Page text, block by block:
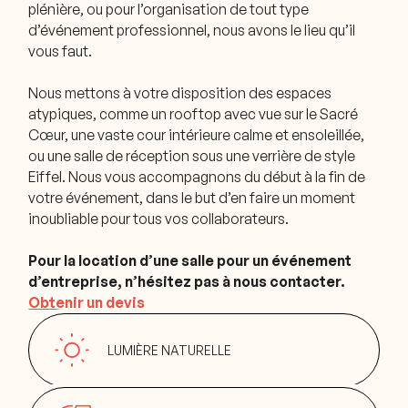
plénière, ou pour l’organisation de tout type
d’événement professionnel, nous avons le lieu qu’il
vous faut.
Nous mettons à votre disposition des espaces
atypiques, comme un rooftop avec vue sur le Sacré
Cœur, une vaste cour intérieure calme et ensoleillée,
ou une salle de réception sous une verrière de style
Eiffel. Nous vous accompagnons du début à la fin de
votre événement, dans le but d’en faire un moment
inoubliable pour tous vos collaborateurs.
Pour la location d’une salle pour un événement
d’entreprise, n’hésitez pas à nous contacter.
Obtenir un devis
LUMIÈRE NATURELLE